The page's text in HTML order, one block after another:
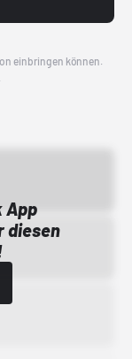
einbringen können.
App
diesen